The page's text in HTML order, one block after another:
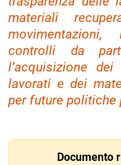
materiali
controlli da
l’acquisizione
lavorati e dei
per future politiche
Documento